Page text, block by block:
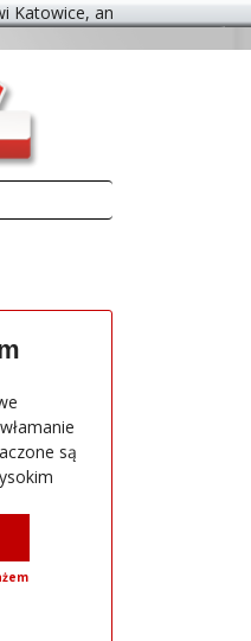
antywłamaniowe
są